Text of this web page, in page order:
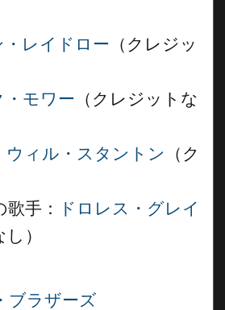
・レイドロー （クレジッ
・モワー （クレジットな
ウィル・スタントン
（ク
手：
ドロレス・グレイ
）
ブラザーズ